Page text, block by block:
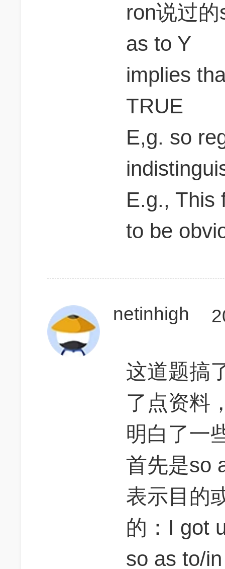
ron说过
as to Y
implies
TRUE
E,g. so
E.g., This
to be
netinhigh
这道题搞
了点资料
明白了一
首先是so
表示目的
的：I got
so as to/